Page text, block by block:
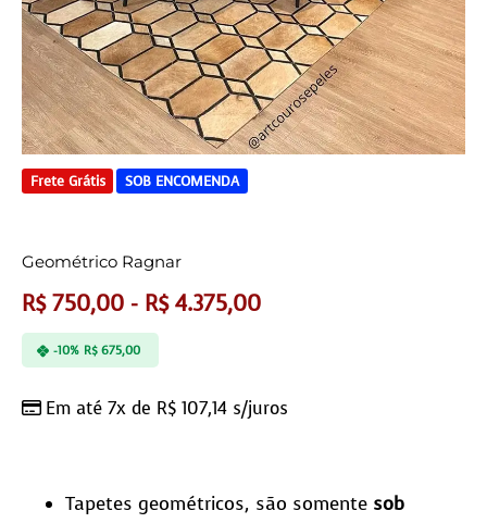
Frete Grátis SOB ENCOMENDA
Geométrico Ragnar
R$750,00 - R$4.375,00
Em até 7x de R$ 107,14 s/juros
-10% R$675,00
Tapetes geométricos, são somente sob